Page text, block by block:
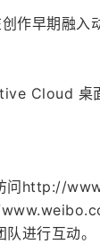
作早期融入
Cloud 桌
问http://
进行互动。